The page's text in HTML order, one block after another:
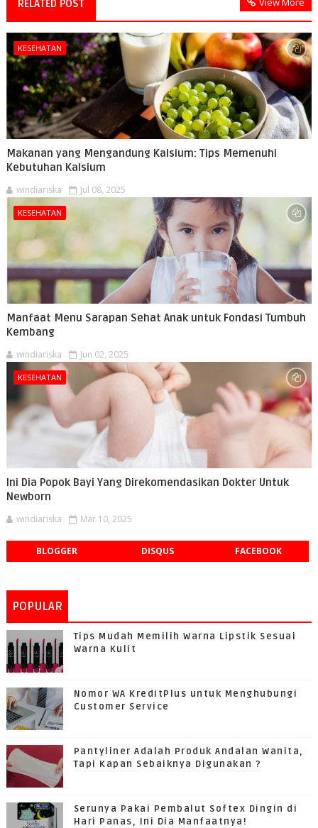
RELATED POST
KESEHATAN
Makanan yang Mengandung Kalsium: Tips Memenuhi
Kebutuhan Kalsium
windiariska Jul 08, 2025
KESEHATAN
Manfaat Menu Sarapan Sehat Anak untuk Fondasi Tumbuh
Kembang
windiariska Jun 02, 2025
KESEHATAN
Ini Dia Popok Bayi Yang Direkomendasikan Dokter Untuk
Newborn
windiariska Mar 10, 2025
BLOGGER DISQUS FACEBOOK
POPULAR
Tips Mudah Memilih Warna Lipstik Sesuai
Warna Kulit
Nomor WA KreditPlus untuk Menghubungi
Customer Service
Pantyliner Adalah Produk Andalan Wanita,
Tapi Kapan Sebaiknya Digunakan ?
Serunya Pakai Pembalut Softex Dingin di
Hari Panas, Ini Dia Manfaatnya!